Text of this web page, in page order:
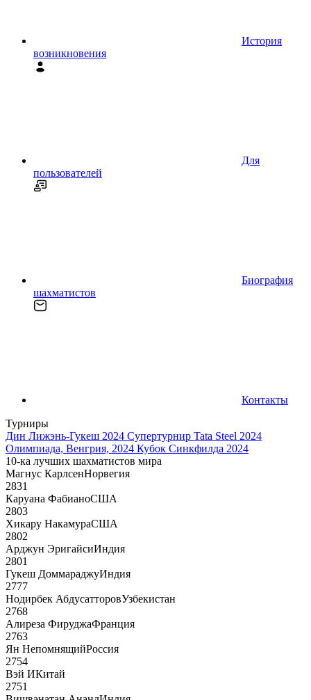
История
возникновения
Для
пользователей
Биография
шахматистов
Контакты
Турниры
Дин Лижэнь-Гукеш 2024 Супертурнир Tata Steel 2024
Олимпиада, Венгрия, 2024 Кубок Синкфилда 2024
10-ка лучших шахматистов мира
Магнус КарлсенНорвегия
2831
Каруана ФабианоСША
2803
Хикару НакамураСША
2802
Арджун ЭригайсиИндия
2801
Гукеш ДоммараджуИндия
2777
Нодирбек АбдусатторовУзбекистан
2768
Алиреза ФируджаФранция
2763
Ян НепомнящийРоссия
2754
Вэй ИКитай
2751